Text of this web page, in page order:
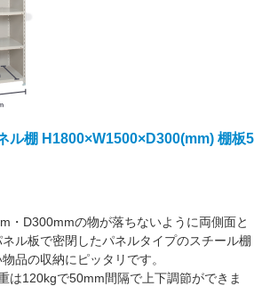
ル棚 H1800×W1500×D300(mm) 棚板5
・D300mmの物が落ちないように両側面と
ル板で密閉したパネルタイプのスチール棚
品の収納にピッタリです。
は120kgで50mm間隔で上下調節ができま